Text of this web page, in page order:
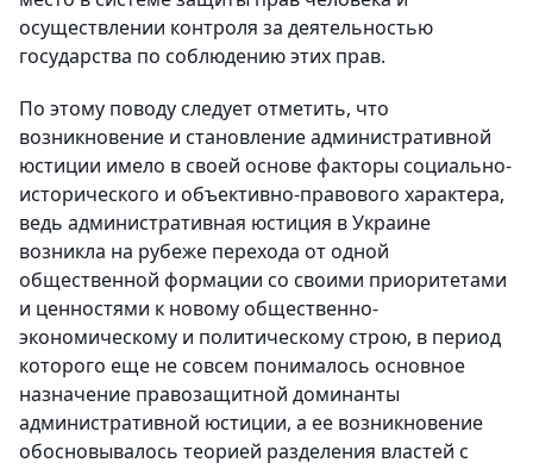
осуществлении контроля за деятельностью
государства по соблюдению этих прав.
По этому поводу следует отметить, что
возникновение и становление административной
юстиции имело в своей основе факторы социально-
исторического и объективно-правового характера,
ведь административная юстиция в Украине
возникла на рубеже перехода от одной
общественной формации со своими приоритетами
и ценностями к новому общественно-
экономическому и политическому строю, в период
которого еще не совсем понималось основное
назначение правозащитной доминанты
административной юстиции, а ее возникновение
обосновывалось теорией разделения властей с